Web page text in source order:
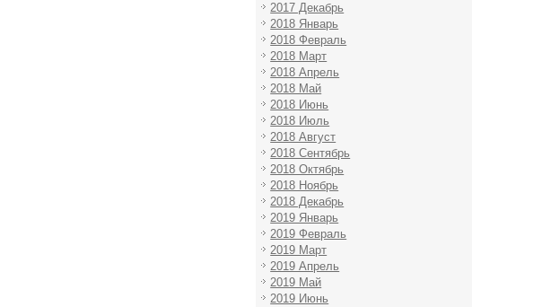
2017 Декабрь
2018 Январь
2018 Февраль
2018 Март
2018 Апрель
2018 Май
2018 Июнь
2018 Июль
2018 Август
2018 Сентябрь
2018 Октябрь
2018 Ноябрь
2018 Декабрь
2019 Январь
2019 Февраль
2019 Март
2019 Апрель
2019 Май
2019 Июнь